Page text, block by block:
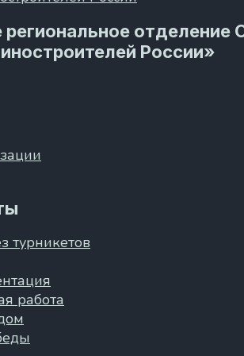
региональное
России»
турникетов
работа